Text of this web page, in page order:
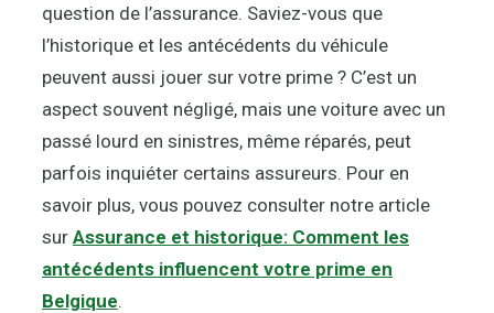
question de l’assurance. Saviez-vous que
l’historique et les antécédents du véhicule
peuvent aussi jouer sur votre prime ? C’est un
aspect souvent négligé, mais une voiture avec un
passé lourd en sinistres, même réparés, peut
parfois inquiéter certains assureurs. Pour en
savoir plus, vous pouvez consulter notre article
sur Assurance et historique: Comment les
antécédents influencent votre prime en
Belgique.